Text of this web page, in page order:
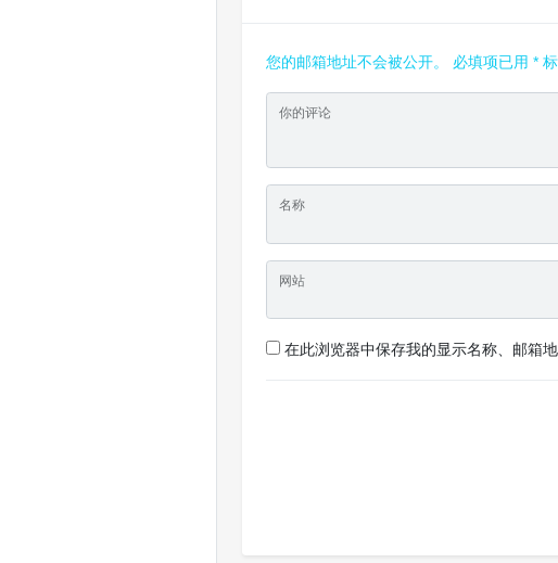
您的邮箱地址不会被公开。 必填项已用 *
你的评论
名称
网站
在此浏览器中保存我的显示名称、邮箱